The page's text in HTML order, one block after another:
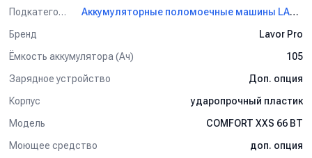
Подкатегория
Аккумуляторные поломоечные машины LAVOR PRO
Бренд
Lavor Pro
Ёмкость аккумулятора (Ач)
105
Зарядное устройство
Доп. опция
Корпус
ударопрочный пластик
Модель
COMFORT XXS 66 BT
Моющее средство
доп. опция